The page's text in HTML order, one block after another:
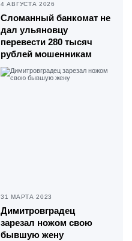
4 АВГУСТА 2026
Сломанный банкомат не
дал ульяновцу
перевести 280 тысяч
рублей мошенникам
31 МАРТА 2023
Димитровградец
зарезал ножом свою
бывшую жену